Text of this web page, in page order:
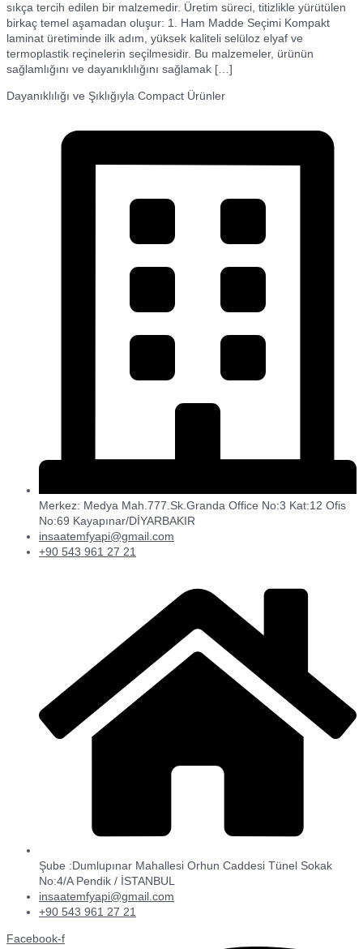
sıkça tercih edilen bir malzemedir. Üretim süreci, titizlikle yürütülen
birkaç temel aşamadan oluşur: 1. Ham Madde Seçimi Kompakt
laminat üretiminde ilk adım, yüksek kaliteli selüloz elyaf ve
termoplastik reçinelerin seçilmesidir. Bu malzemeler, ürünün
sağlamlığını ve dayanıklılığını sağlamak […]
Dayanıklılığı ve Şıklığıyla Compact Ürünler
Merkez: Medya Mah.777.Sk.Granda Office No:3 Kat:12 Ofis
No:69 Kayapınar/DİYARBAKIR
insaatemfyapi@gmail.com
+90 543 961 27 21
Şube :Dumlupınar Mahallesi Orhun Caddesi Tünel Sokak
No:4/A Pendik / İSTANBUL
insaatemfyapi@gmail.com
+90 543 961 27 21
Facebook-f